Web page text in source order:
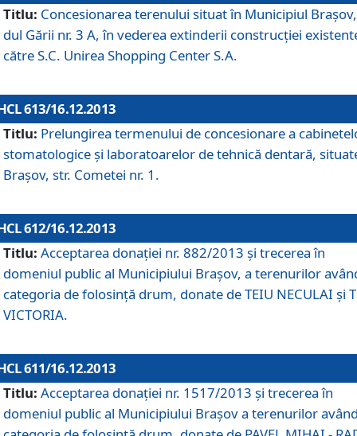
Titlu: Concesionarea terenului situat în Municipiul
dul Gării nr. 3 A, în vederea extinderii construcţiei
către S.C. Unirea Shopping Center S.A.
613/16.12.2013
Titlu: Prelungirea termenului de concesionare a
stomatologice şi laboratoarelor de tehnică dentară,
Braşov, str. Cometei nr. 1.
612/16.12.2013
Titlu: Acceptarea donaţiei nr. 882/2013 şi trecerea în
domeniul public al Municipiului Braşov, a terenurilor
categoria de folosinţă drum, donate de TEIU NECULAI şi
VICTORIA.
611/16.12.2013
Titlu: Acceptarea donaţiei nr. 1517/2013 şi trecerea în
domeniul public al Municipiului Braşov a terenurilor